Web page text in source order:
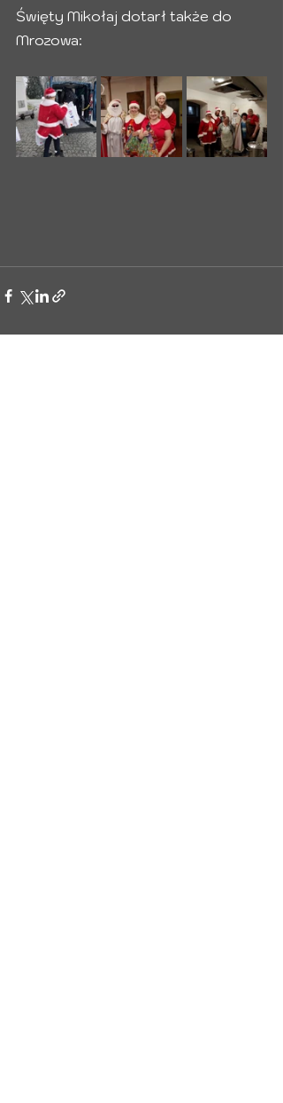
Święty Mikołaj dotarł także do
Mrozowa: